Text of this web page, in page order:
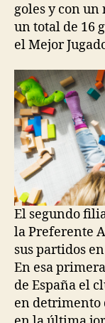
goles y con
un total de 16
el Mejor
El segundo
la Preferente
sus partidos
En esa
de España el
en detrimento